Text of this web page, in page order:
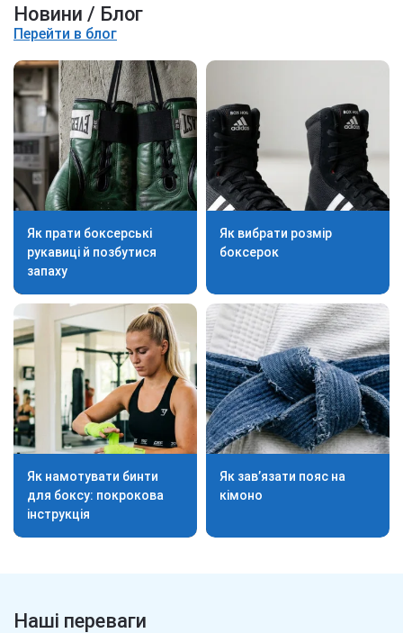
Новини / Блог
Перейти в блог
Як прати боксерські
рукавиці й позбутися
запаху
Як вибрати розмір
боксерок
Як намотувати бинти
для боксу: покрокова
інструкція
Як зав’язати пояс на
кімоно
Наші переваги